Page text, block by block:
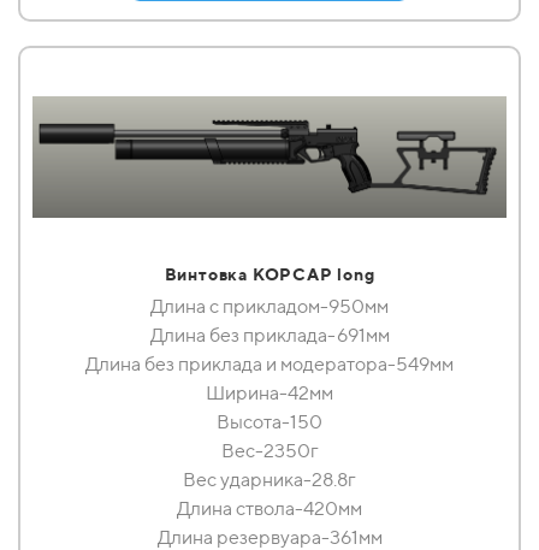
Винтовка КОРСАР long
Длина с прикладом-950мм
Длина без приклада-691мм
Длина без приклада и модератора-549мм
Ширина-42мм
Высота-150
Вес-2350г
Вес ударника-28.8г
Длина ствола-420мм
Длина резервуара-361мм